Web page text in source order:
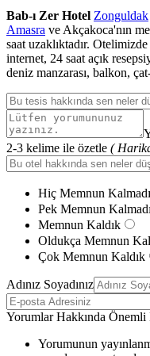
Bab-ı Zer Hotel Zonguldak
Amasra ve Akçakoca'nın
saat uzaklıktadır.
internet, 24 saat açık
deniz manzarası, balkon,
2-3 kelime ile özetle (
Hiç Memnun
Pek Memnun
Memnun Kaldık
Oldukça Memnun
Çok Memnun Kaldık
Adınız Soyadınız
Yorumlar Hakkında Önemli
Yorumunun